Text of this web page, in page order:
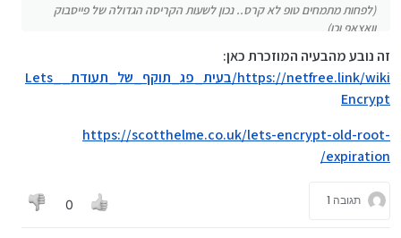
(לפחות מתמחים טופ לא קרס..נכון לשעות הקריסה הגדולה של פייסבוק
וואצאפ וכו)
זה נובע מהבעיה המוזכרת כאן:
https://netfree.link/wiki/בעית_פג_תוקף_של_תעודת_Lets_
Encrypt
https://scotthelme.co.uk/lets-encrypt-old-root-
expiration/
תגובה 1 0